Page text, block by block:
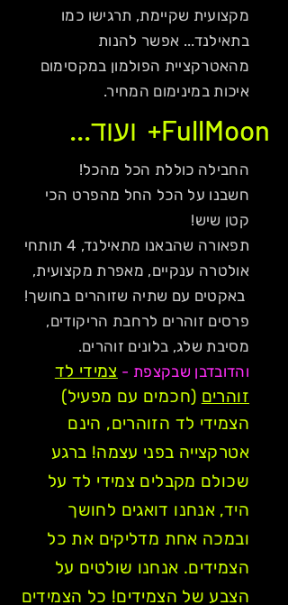
מקצועית שקיימת, תרגישו כמו
בתאילנד... אפשר להנות
מהאטרקציית הפולמון במקסימום
איכות במינימום המחיר.
FullMoon+ ועוד...
החבילה כוללת הכל מהכל!
חשבנו על הכל החל מהפרט הכי
קטן שיש!
תפאורה שהבאנו מתאילנד, 4 תותחי
אולטרה ענקיים, מאפרת מקצועית,
באקטים עם שתיה שזוהרים בחושך!
פרסים זוהרים לרחבת הריקודים,
מסיבת שלג, בלונים זוהרים.
והדובדבן שבקצפת - צמידי לד
זוהרים (חכמים עם מפעיל)
הצמידי לד הזוהרים, הינם
אטרקצייה בפני עצמה! ברגע
שכולם מקבלים צמידי לד על
היד, אנחנו דואגים לחושך
ובמכה אחת מדליקים את כל
הצמידים. אנחנו שולטים על
הצבע של הצמידים! כל הצמידים